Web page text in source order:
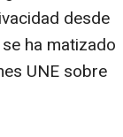
desde
ha matizado
UNE sobre